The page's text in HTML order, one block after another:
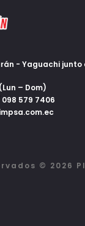
- Yaguachi
– Dom)
579 7406
© 2026